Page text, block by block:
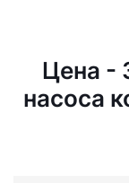
Цена -
насоса